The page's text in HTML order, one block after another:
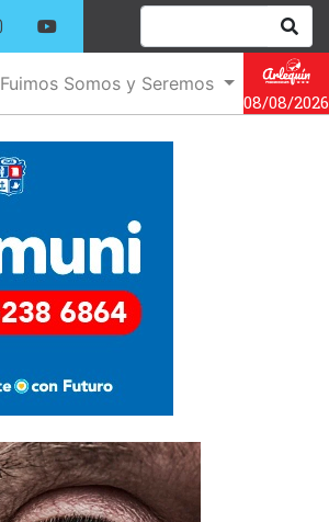
Fuimos Somos y Seremos
08/08/2026